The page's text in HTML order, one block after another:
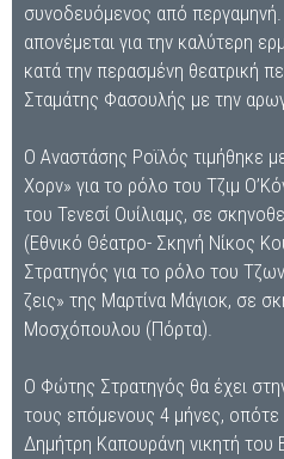
συνοδευόμενος από περγαμηνή.
απονέμεται για την καλύτερη
κατά την περασμένη θεατρική
Σταμάτης Φασουλής με την
Ο Αναστάσης Ροϊλός τιμήθηκε
Χορν» για το ρόλο του Τζιμ
του Τενεσί Ουίλιαμς, σε
(Εθνικό Θέατρο- Σκηνή Νίκος
Στρατηγός για το ρόλο του
ζεις» της Μαρτίνα Μάγιοκ, σε
Μοσχόπουλου (Πόρτα).
Ο Φώτης Στρατηγός θα έχει
τους επόμενους 4 μήνες,
Δημήτρη Καπουράνη νικητή του